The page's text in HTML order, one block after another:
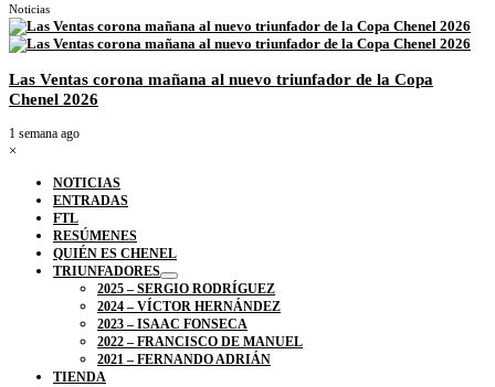
Noticias
Las Ventas corona mañana al nuevo triunfador de la Copa
Chenel 2026
1 semana ago
×
NOTICIAS
ENTRADAS
FTL
RESÚMENES
QUIÉN ES CHENEL
TRIUNFADORES
2025 – SERGIO RODRÍGUEZ
2024 – VÍCTOR HERNÁNDEZ
2023 – ISAAC FONSECA
2022 – FRANCISCO DE MANUEL
2021 – FERNANDO ADRIÁN
TIENDA